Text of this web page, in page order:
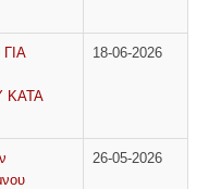
ΚΑΤΑ
18-06-2026
26-05-2026